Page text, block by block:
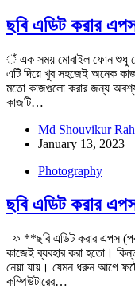
ছবি এডিট করার
এক সময় মোবাইল ফোন শুধু
এটি দিয়ে খুব সহজেই অনেক
মতো কাজগুলো করার জন্য
কাজটি…
Md Shouvikur
January 13, 2023
Photography
ছবি এডিট করার
ফ **ছবি এডিট করার এপস
কাজেই ব্যবহার করা হতো।
নেয়া যায়। যেমন ধরুন আগে
কম্পিউটারের…